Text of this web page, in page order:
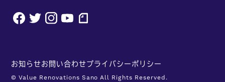
facebook
twitterinstagram
youtube
お知らせお問い合わせプライバシーポリシー
© Value Renovations Sano All Rights Reserved.